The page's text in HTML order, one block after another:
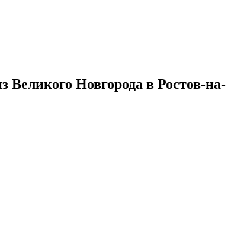
Великого Новгорода в Ростов-на-